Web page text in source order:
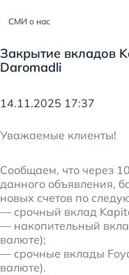
СМИ о нас
Закрытие вкладов
Daromadli
14.11.2025 17:37
Уважаемые клиенты!
Сообщаем, что через
данного объявления,
новых счетов по
— срочный вклад
— накопительный
валюте);
— срочные вклады
валюте).